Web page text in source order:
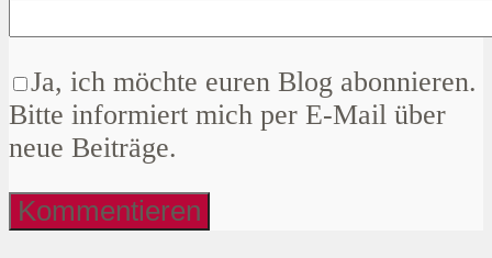
Ja, ich möchte euren Blog abonnieren.
Bitte informiert mich per E-Mail über
neue Beiträge.